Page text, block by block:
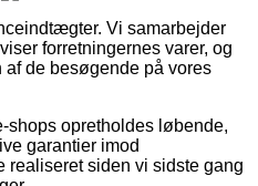
Vi samarbejder
forretningernes varer, og
de besøgende på vores
shops opretholdes løbende,
garantier imod
realiseret siden vi sidste gang